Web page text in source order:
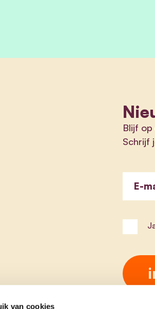
van cookies
Blijf op
Schrijf
E-